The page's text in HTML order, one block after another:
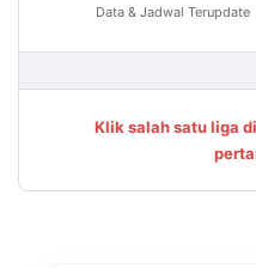
Data & Jadwal Terupdate
Klik salah satu liga